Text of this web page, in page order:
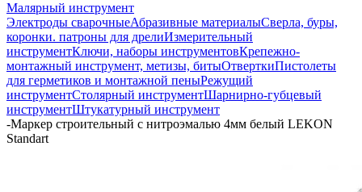
Малярный инструмент
Электроды сварочныеАбразивные материалыСверла, буры,
коронки. патроны для дрелиИзмерительный
инструментКлючи, наборы инструментовКрепежно-
монтажный инструмент, метизы, битыОтверткиПистолеты
для герметиков и монтажной пеныРежущий
инструментСтолярный инструментШарнирно-губцевый
инструментШтукатурный инструмент
-Маркер строительный с нитроэмалью 4мм белый LEKON
Standart